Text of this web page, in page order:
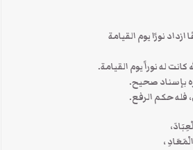
له نوراً يوم القيامة.
بإسناد صحيح.
فله حكم الرفع.
،